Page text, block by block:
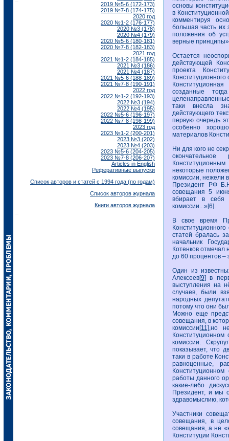
2019 №5-6 (172-173)
2019 №7-8 (174-175)
2020 год
2020 №1-2 (176-177)
2020 №3 (178)
2020 №4 (179)
2020 №5-6 (180-181)
2020 №7-8 (182-183)
2021 год
2021 №1-2 (184-185)
2021 №3 (186)
2021 №4 (187)
2021 №5-6 (188-189)
2021 №7-8 (190-191)
2022 год
2022 №1-2 (192-193)
2022 №3 (194)
2022 №4 (195)
2022 №5-6 (196-197)
2022 №7-8 (198-199)
2023 год
2023 №1-2 (200-201)
2023 №3 (202)
2023 №4 (203)
2023 №5-6 (204-205)
2023 №7-8 (206-207)
Articles in English
Реферативные выпуски
Список авторов и статей с 1994 года (по годам)
Список авторов журнала
Книги авторов журнала
основы
в
комментируя
большая часть их
положения об
верные принципы»
Остается
действующей
проекта
созданные
таки внесла
действующего
первую очередь
особенно
материалов
Ни для кого не
некоторые
комиссии, нежели
Президент РФ
совещания 5
вбирает в себя
комиссии...»[6].
В свое время
статей бралась
начальник
Котенков отмечал
до 60 процентов –
Один из
Алексеев[9] в
выступления на
случаев, были
народных
потому что они
Можно еще
совещания, в
комиссии [11],но
комиссии.
показывает, что
таки в работе
равноценные,
работы данного
какие-либо
Президент, и мы
здравомыслию,
Участники
совещания, в
совещания, а не
Конституции